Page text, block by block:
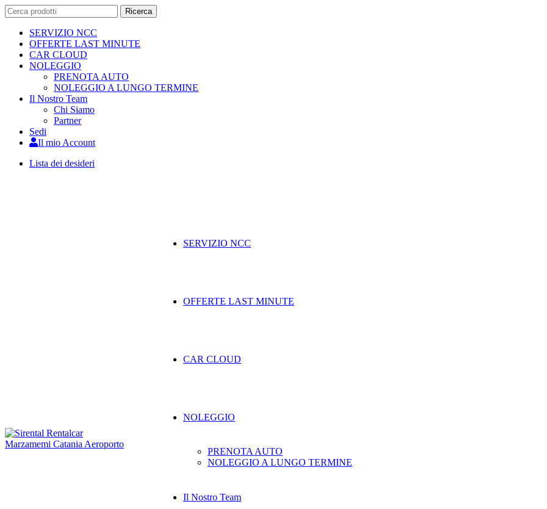
Cercare: Ricerca
SERVIZIO NCC
OFFERTE LAST MINUTE
CAR CLOUD
NOLEGGIO
PRENOTA AUTO
NOLEGGIO A LUNGO TERMINE
Il Nostro Team
Chi Siamo
Partner
Sedi
Il mio Account
Lista dei desideri
SERVIZIO NCC
OFFERTE LAST MINUTE
CAR CLOUD
NOLEGGIO
PRENOTA AUTO
NOLEGGIO A LUNGO TERMINE
Il Nostro Team